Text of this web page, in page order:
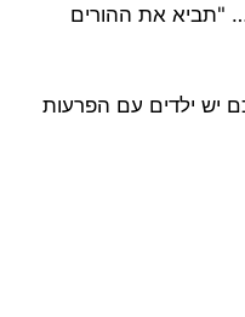
"תביא את ההורים
יש ילדים עם הפרעות